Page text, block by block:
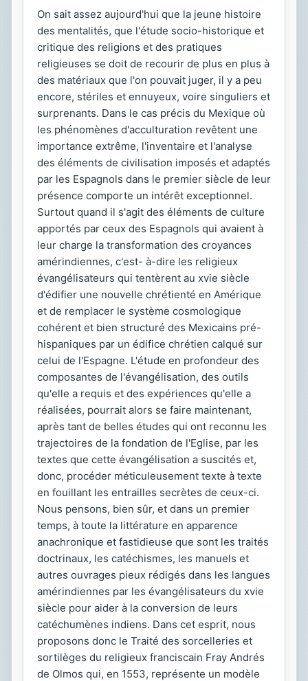
On sait assez aujourd'hui que la jeune histoire
des mentalités, que l'étude socio-historique et
critique des religions et des pratiques
religieuses se doit de recourir de plus en plus à
des matériaux que l'on pouvait juger, il y a peu
encore, stériles et ennuyeux, voire singuliers et
surprenants. Dans le cas précis du Mexique où
les phénomènes d'acculturation revêtent une
importance extrême, l'inventaire et l'analyse
des éléments de civilisation imposés et adaptés
par les Espagnols dans le premier siècle de leur
présence comporte un intérêt exceptionnel.
Surtout quand il s'agit des éléments de culture
apportés par ceux des Espagnols qui avaient à
leur charge la transformation des croyances
amérindiennes, c'est- à-dire les religieux
évangélisateurs qui tentèrent au xvie siècle
d'édifier une nouvelle chrétienté en Amérique
et de remplacer le système cosmologique
cohérent et bien structuré des Mexicains pré-
hispaniques par un édifice chrétien calqué sur
celui de l'Espagne. L'étude en profondeur des
composantes de l'évangélisation, des outils
qu'elle a requis et des expériences qu'elle a
réalisées, pourrait alors se faire maintenant,
après tant de belles études qui ont reconnu les
trajectoires de la fondation de l'Eglise, par les
textes que cette évangélisation a suscités et,
donc, procéder méticuleusement texte à texte
en fouillant les entrailles secrètes de ceux-ci.
Nous pensons, bien sûr, et dans un premier
temps, à toute la littérature en apparence
anachronique et fastidieuse que sont les traités
doctrinaux, les catéchismes, les manuels et
autres ouvrages pieux rédigés dans les langues
amérindiennes par les évangélisateurs du xvie
siècle pour aider à la conversion de leurs
catéchumènes indiens. Dans cet esprit, nous
proposons donc le Traité des sorcelleries et
sortilèges du religieux franciscain Fray Andrés
de Olmos qui, en 1553, représente un modèle